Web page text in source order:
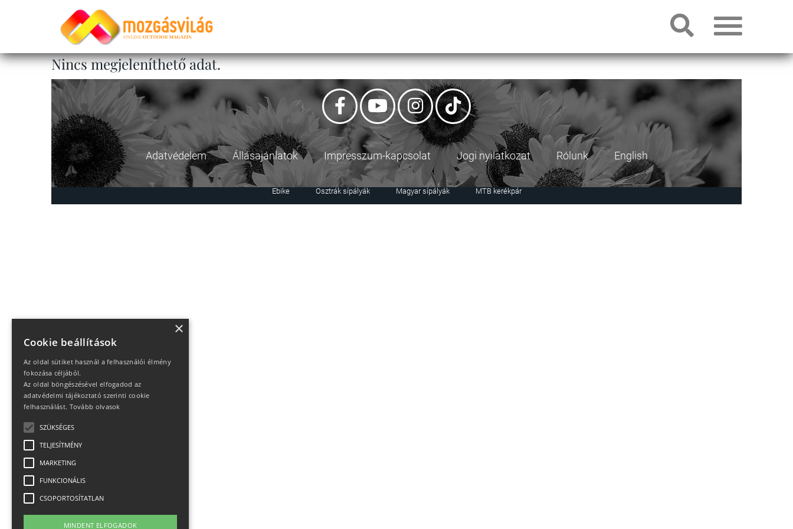
Nincs megjeleníthető adat.
Adatvédelem Állásajánlatok Impresszum-kapcsolat Jogi nyilatkozat Rólunk English
Ebike Osztrák sípályák Magyar sípályák MTB kerékpár
×
Cookie beállítások
Az oldal sütiket használ a felhasználói élmény
fokozása céljából.
Az oldal böngészésével elfogadod az
adatvédelmi tájékoztató szerinti cookie
felhasználást. Tovább olvasok
SZÜKSÉGES
TELJESÍTMÉNY
MARKETING
FUNKCIONÁLIS
CSOPORTOSÍTATLAN
MINDENT ELFOGADOK